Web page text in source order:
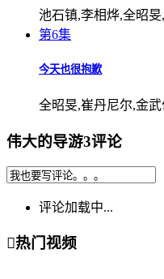
池石镇,李相烨,全昭
第6集
今天也很抱歉
全昭旻,崔丹尼尔,金
伟大的导游3评论
评论加载中...
热门视频